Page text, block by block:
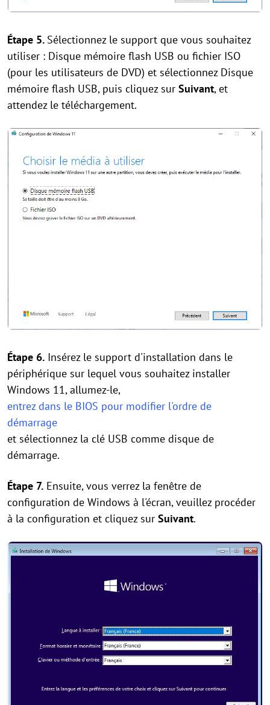
Étape 5. Sélectionnez le support que vous souhaitez
utiliser : Disque mémoire flash USB ou fichier ISO
(pour les utilisateurs de DVD) et sélectionnez Disque
mémoire flash USB, puis cliquez sur Suivant, et
attendez le téléchargement.
Étape 6. Insérez le support d'installation dans le
périphérique sur lequel vous souhaitez installer
Windows 11, allumez-le,
entrez dans le BIOS pour modifier l'ordre de
démarrage
et sélectionnez la clé USB comme disque de
démarrage.
Étape 7. Ensuite, vous verrez la fenêtre de
configuration de Windows à l'écran, veuillez procéder
à la configuration et cliquez sur Suivant.